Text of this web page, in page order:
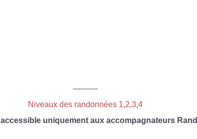
----------
Niveaux des randonnées 1,2,3,4
accessible uniquement aux accompagnateurs